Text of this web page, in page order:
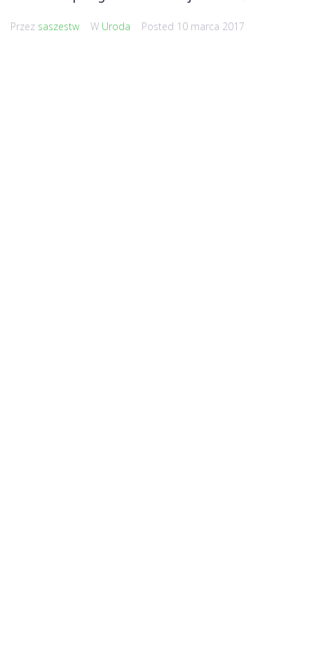
Przez saszestw W Uroda Posted 10 marca 2017